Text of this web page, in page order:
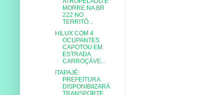
MORRE NA BR
222 NO
TERRITÓ...
HILUX COM 4
OCUPANTES
CAPOTOU EM
ESTRADA
CARROÇÁVE...
ITAPAJÉ:
PREFEITURA
DISPONIBIIZARÁ
TRANSPORTE